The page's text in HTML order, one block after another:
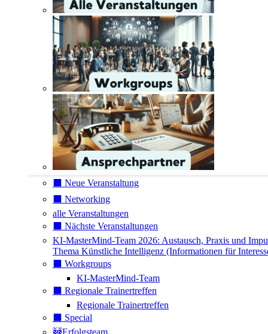
⬛️ Neue Veranstaltung
⬛️ Networking
alle Veranstaltungen
⬛️ Nächste Veranstaltungen
KI-MasterMind-Team 2026: Austausch, Praxis und
Thema Künstliche Intelligenz (Informationen für
⬛️ Workgroups
KI-MasterMind-Team
⬛️ Regionale Trainertreffen
Regionale Trainertreffen
⬛️ Special